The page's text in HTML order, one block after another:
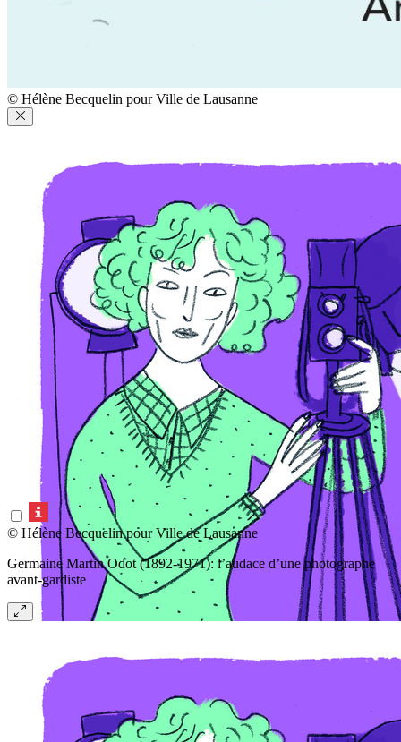
© Hélène Becquelin pour Ville de Lausanne
© Hélène Becquelin pour Ville de Lausanne
Germaine Martin Odot (1892-1971): l’audace d’une photographe
avant-gardiste